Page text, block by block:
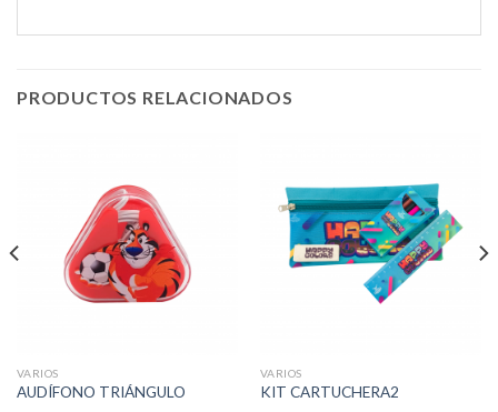
PRODUCTOS RELACIONADOS
VARIOS
AUDÍFONO TRIÁNGULO
VARIOS
KIT CARTUCHERA2